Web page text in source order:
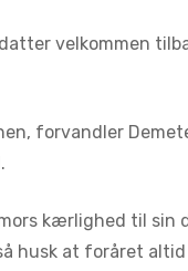
velkommen
forvandler
kærlighed til
husk at foråret